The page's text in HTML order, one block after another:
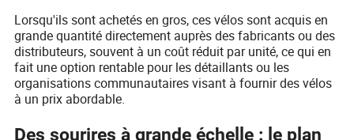
Lorsqu'ils sont achetés en gros, ces vélos sont acquis en
grande quantité directement auprès des fabricants ou des
distributeurs, souvent à un coût réduit par unité, ce qui en
fait une option rentable pour les détaillants ou les
organisations communautaires visant à fournir des vélos
à un prix abordable.
Des sourires à grande échelle : le plan